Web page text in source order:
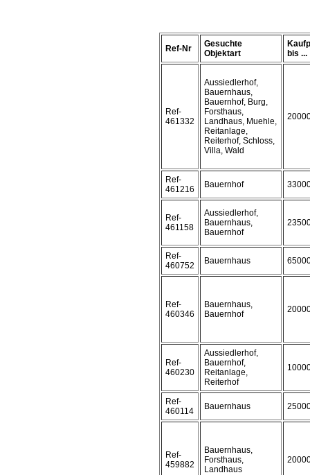
Ref-Nr
Gesuchte
Objektart
bis ...
Ref-
461332
Aussiedlerhof,
Bauernhaus,
Bauernhof, Burg,
Forsthaus,
Landhaus, Muehle,
Reitanlage,
Reiterhof, Schloss,
Villa, Wald
Ref-
461216
Bauernhof
Ref-
461158
Aussiedlerhof,
Bauernhaus,
Bauernhof
Ref-
460752
Bauernhaus
Ref-
460346
Bauernhaus,
Bauernhof
Ref-
460230
Aussiedlerhof,
Bauernhof,
Reitanlage,
Reiterhof
Ref-
460114
Bauernhaus
Ref-
459882
Bauernhaus,
Forsthaus,
Landhaus